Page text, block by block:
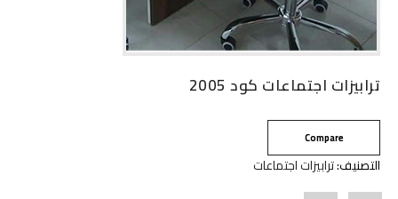
ترابيزات اجتماعات كود 2005
Compare
التصنيف:ترابيزات اجتماعات